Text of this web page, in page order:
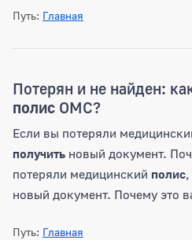
Путь: Главная
Потерян и не найден:
полис ОМС?
Если вы потеряли
получить новый документ.
потеряли медицинский полис
новый документ. Почему это
Путь: Главная